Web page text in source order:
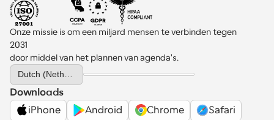
Onze missie is om een miljard mensen te verbinden tegen
2031
door middel van het plannen van agenda's.
Select Language
Dutch (Netherlands)
Downloads
iPhone
Android Chrome
Safari